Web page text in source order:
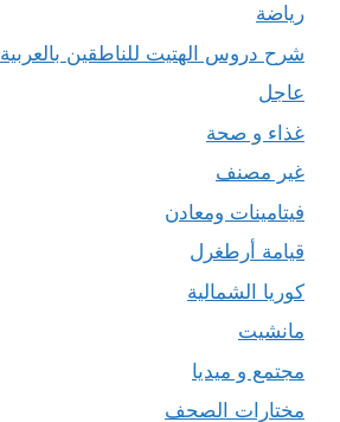
رياضة
شرح دروس الهتيت للناطقين بالعربية
عاجل
غذاء و صحة
غير مصنف
فيتامينات ومعادن
قيامة أرطغرل
كوريا الشمالية
مانشيت
مجتمع و ميديا
مختارات الصحف